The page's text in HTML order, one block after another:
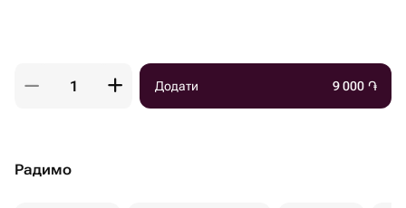
Додати 9 000 ֏
Радимо